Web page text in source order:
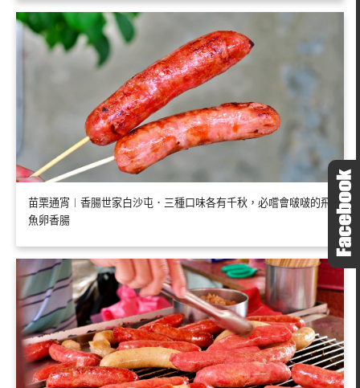
苗栗通宵︱香腸世家白沙屯．三種口味各有千秋，必嚐會啵啵的飛
魚卵香腸